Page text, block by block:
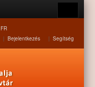
FR
| Bejelentkezés | Segítség